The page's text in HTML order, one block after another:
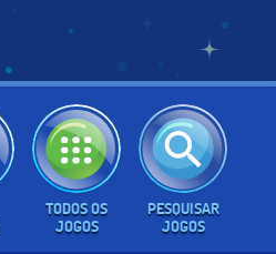
TODOS OS
JOGOS
PESQUISAR
JOGOS